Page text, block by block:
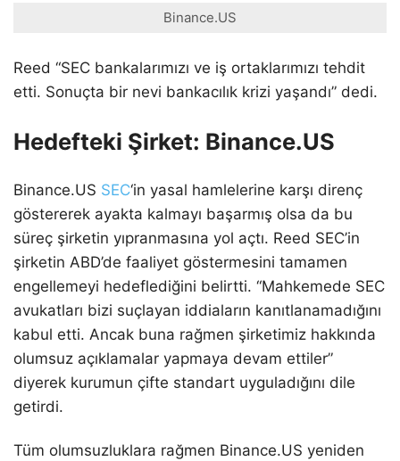
Binance.US
Reed “SEC bankalarımızı ve iş ortaklarımızı tehdit
etti. Sonuçta bir nevi bankacılık krizi yaşandı” dedi.
Hedefteki Şirket: Binance.US
Binance.US SEC‘in yasal hamlelerine karşı direnç
göstererek ayakta kalmayı başarmış olsa da bu
süreç şirketin yıpranmasına yol açtı. Reed SEC’in
şirketin ABD’de faaliyet göstermesini tamamen
engellemeyi hedeflediğini belirtti. “Mahkemede SEC
avukatları bizi suçlayan iddiaların kanıtlanamadığını
kabul etti. Ancak buna rağmen şirketimiz hakkında
olumsuz açıklamalar yapmaya devam ettiler”
diyerek kurumun çifte standart uyguladığını dile
getirdi.
Tüm olumsuzluklara rağmen Binance.US yeniden